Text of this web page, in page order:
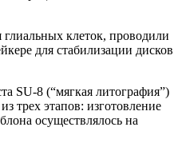
клеток, проводили
для стабилизации дисков
SU-8 (“мягкая литография”)
трех этапов: изготовление
осуществлялось на